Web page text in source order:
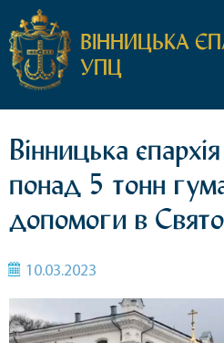
ВІННИЦЬКА
УПЦ
Вінницька
понад 5 тонн
допомоги в
10.03.2023